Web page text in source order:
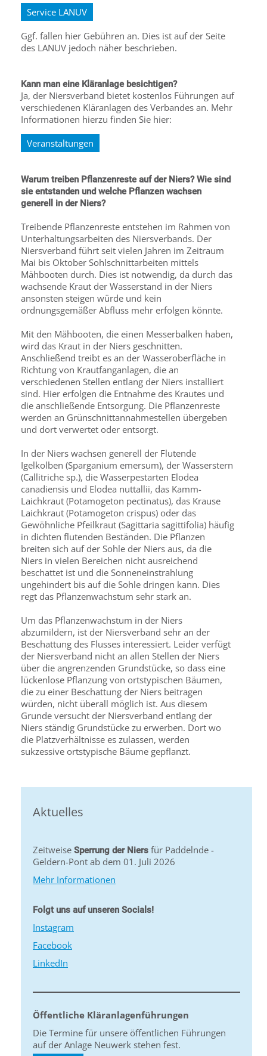
Service LANUV
Ggf. fallen hier Gebühren an. Dies ist auf der Seite
des LANUV jedoch näher beschrieben.
Kann man eine Kläranlage besichtigen?
Ja, der Niersverband bietet kostenlos Führungen auf
verschiedenen Kläranlagen des Verbandes an. Mehr
Informationen hierzu finden Sie hier:
Veranstaltungen
Warum treiben Pflanzenreste auf der Niers? Wie sind
sie entstanden und welche Pflanzen wachsen
generell in der Niers?
Treibende Pflanzenreste entstehen im Rahmen von
Unterhaltungsarbeiten des Niersverbands. Der
Niersverband führt seit vielen Jahren im Zeitraum
Mai bis Oktober Sohlschnittarbeiten mittels
Mähbooten durch. Dies ist notwendig, da durch das
wachsende Kraut der Wasserstand in der Niers
ansonsten steigen würde und kein
ordnungsgemäßer Abfluss mehr erfolgen könnte.
Mit den Mähbooten, die einen Messerbalken haben,
wird das Kraut in der Niers geschnitten.
Anschließend treibt es an der Wasseroberfläche in
Richtung von Krautfanganlagen, die an
verschiedenen Stellen entlang der Niers installiert
sind. Hier erfolgen die Entnahme des Krautes und
die anschließende Entsorgung. Die Pflanzenreste
werden an Grünschnittannahmestellen übergeben
und dort verwertet oder entsorgt.
In der Niers wachsen generell der Flutende
Igelkolben (Sparganium emersum), der Wasserstern
(Callitriche sp.), die Wasserpestarten Elodea
canadiensis und Elodea nuttallii, das Kamm-
Laichkraut (Potamogeton pectinatus), das Krause
Laichkraut (Potamogeton crispus) oder das
Gewöhnliche Pfeilkraut (Sagittaria sagittifolia) häufig
in dichten flutenden Beständen. Die Pflanzen
breiten sich auf der Sohle der Niers aus, da die
Niers in vielen Bereichen nicht ausreichend
beschattet ist und die Sonneneinstrahlung
ungehindert bis auf die Sohle dringen kann. Dies
regt das Pflanzenwachstum sehr stark an.
Um das Pflanzenwachstum in der Niers
abzumildern, ist der Niersverband sehr an der
Beschattung des Flusses interessiert. Leider verfügt
der Niersverband nicht an allen Stellen der Niers
über die angrenzenden Grundstücke, so dass eine
lückenlose Pflanzung von ortstypischen Bäumen,
die zu einer Beschattung der Niers beitragen
würden, nicht überall möglich ist. Aus diesem
Grunde versucht der Niersverband entlang der
Niers ständig Grundstücke zu erwerben. Dort wo
die Platzverhältnisse es zulassen, werden
sukzessive ortstypische Bäume gepflanzt.
Aktuelles
Zeitweise Sperrung der Niers für Paddelnde -
Geldern-Pont ab dem 01. Juli 2026
Mehr Informationen
Folgt uns auf unseren Socials!
Instagram
Facebook
LinkedIn
Öffentliche Kläranlagenführungen
Die Termine für unsere öffentlichen Führungen
auf der Anlage Neuwerk stehen fest.